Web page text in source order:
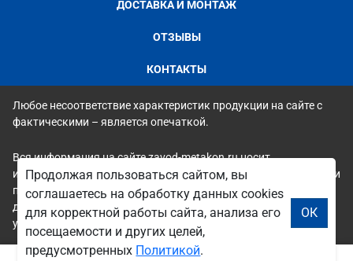
ДОСТАВКА И МОНТАЖ
ОТЗЫВЫ
КОНТАКТЫ
Любое несоответствие характеристик продукции на сайте с
фактическими – является опечаткой.
Вся информация на сайте zavod-metakon.ru носит
исключительно ознакомительный и справочный характер и ни
при каких условиях не является публичной офертой. Всю
дополнительную информацию можно узнать по телефонам
указанным на сайте.
Продолжая пользоваться сайтом, вы
соглашаетесь на обработку данных cookies
для корректной работы сайта, анализа его
посещаемости и других целей,
предусмотренных Политикой.
ОК